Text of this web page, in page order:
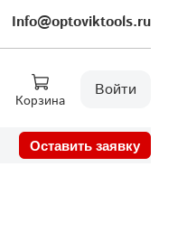
Info@optoviktools.ru
Корзина
Войти
Оставить заявку